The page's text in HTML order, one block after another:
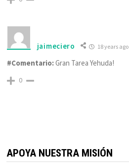
jaimeciero 18 years ago
#Comentario:Gran Tarea Yehuda!
0
APOYA NUESTRA MISIÓN